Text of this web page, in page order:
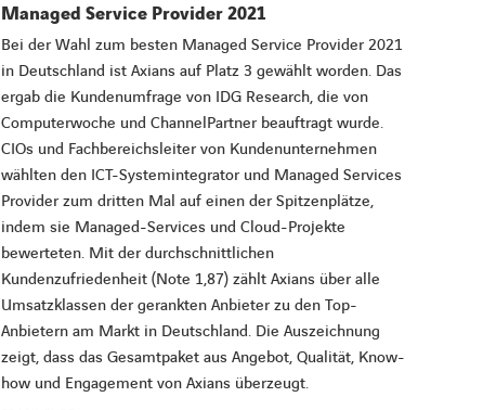
Managed Service Provider 2021
Bei der Wahl zum besten Managed Service Provider 2021
in Deutschland ist Axians auf Platz 3 gewählt worden. Das
ergab die Kundenumfrage von IDG Research, die von
Computerwoche und ChannelPartner beauftragt wurde.
CIOs und Fachbereichsleiter von Kundenunternehmen
wählten den ICT-Systemintegrator und Managed Services
Provider zum dritten Mal auf einen der Spitzenplätze,
indem sie Managed-Services und Cloud-Projekte
bewerteten. Mit der durchschnittlichen
Kundenzufriedenheit (Note 1,87) zählt Axians über alle
Umsatzklassen der gerankten Anbieter zu den Top-
Anbietern am Markt in Deutschland. Die Auszeichnung
zeigt, dass das Gesamtpaket aus Angebot, Qualität, Know-
how und Engagement von Axians überzeugt.